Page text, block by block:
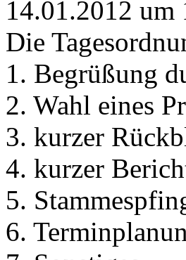
14.01.2012
Die
1. Begrüßung
2. Wahl eines
3. kurzer
4. kurzer
5.
6.